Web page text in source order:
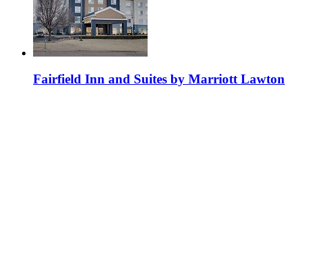
Fairfield Inn and Suites by Marriott Lawton